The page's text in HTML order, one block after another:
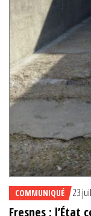
COMMUNIQUÉ 23
Fresnes : l’État